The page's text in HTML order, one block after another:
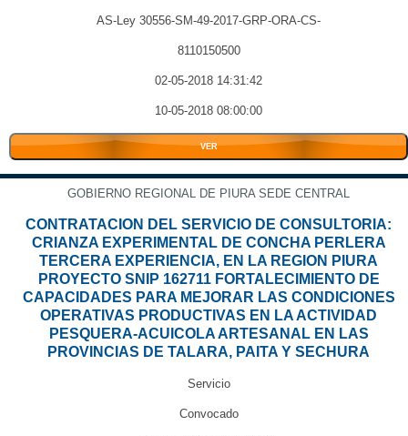
AS-Ley 30556-SM-49-2017-GRP-ORA-CS-
8110150500
02-05-2018 14:31:42
10-05-2018 08:00:00
VER
GOBIERNO REGIONAL DE PIURA SEDE CENTRAL
CONTRATACION DEL SERVICIO DE CONSULTORIA:
CRIANZA EXPERIMENTAL DE CONCHA PERLERA
TERCERA EXPERIENCIA, EN LA REGION PIURA
PROYECTO SNIP 162711 FORTALECIMIENTO DE
CAPACIDADES PARA MEJORAR LAS CONDICIONES
OPERATIVAS PRODUCTIVAS EN LA ACTIVIDAD
PESQUERA-ACUICOLA ARTESANAL EN LAS
PROVINCIAS DE TALARA, PAITA Y SECHURA
Servicio
Convocado